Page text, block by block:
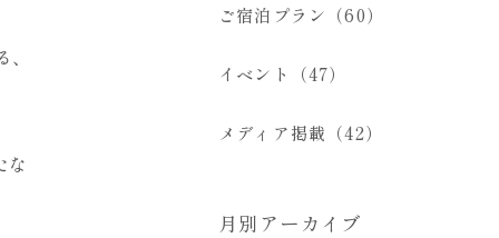
な
ご宿泊プラン（60）
イベント（47）
メディア掲載（42）
月別アーカイブ